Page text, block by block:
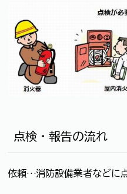
点検・報告の流れ
依頼…消防設備業者などに